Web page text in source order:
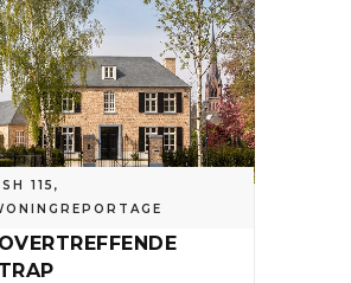
115 ,
OVERTREFFENDE
TRAP